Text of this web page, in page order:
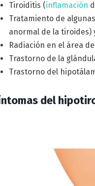
Tiroiditis (inflamación
Tratamiento de
anormal de la tiroides)
Radiación en el área
Trastorno de la
Trastorno del
del